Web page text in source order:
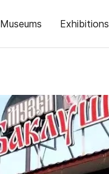
Museums Exhibitions